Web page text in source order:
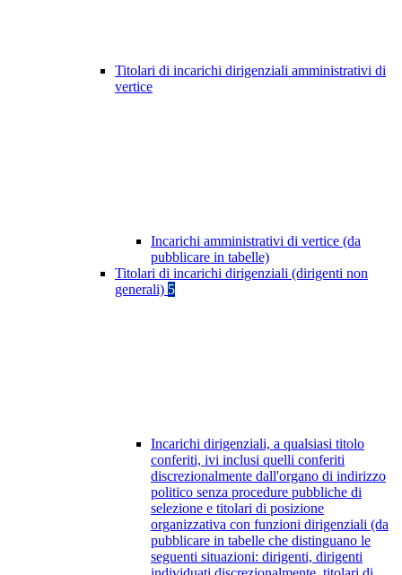
Titolari di incarichi dirigenziali amministrativi di
vertice
Incarichi amministrativi di vertice (da
pubblicare in tabelle)
Titolari di incarichi dirigenziali (dirigenti non
generali) 5
Incarichi dirigenziali, a qualsiasi titolo
conferiti, ivi inclusi quelli conferiti
discrezionalmente dall'organo di indirizzo
politico senza procedure pubbliche di
selezione e titolari di posizione
organizzativa con funzioni dirigenziali (da
pubblicare in tabelle che distinguano le
seguenti situazioni: dirigenti, dirigenti